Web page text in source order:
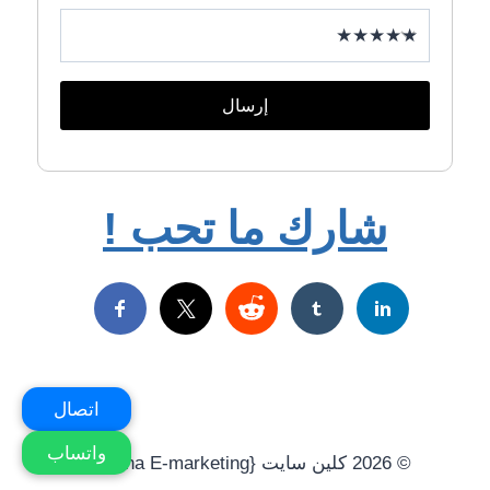
HIDEBTN
=
CONST
TAGS');
IF(SHOWBTN
HIDEBTN
&&
MORETAGS.STYLE.DISPLAY='INLINE';
SHOWBTN.STYLE.DISPLAY='NONE';
HIDEBTN.STYLE.DISPLAY='INLINE';
إرسال
شارك ما تحب !
© 2026 كلين سايت {Rotana E-marketing}
اتصال
واتساب